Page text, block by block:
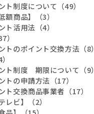
ト制度について（49）
額商品】（3）
ト活用法（4）
）
トのポイント交換方法（8）
ト制度 期限について（9）
トの申請方法（17）
ト交換商品事業者（17）
レビ】（2）